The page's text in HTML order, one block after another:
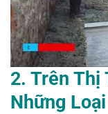
2. Trên Thị
Những